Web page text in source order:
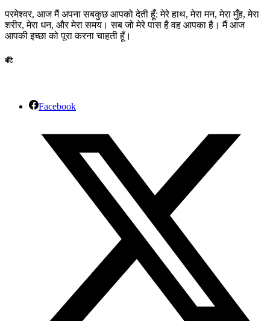
परमेश्वर, आज मैं अपना सबकुछ आपको देती हूँ: मेरे हाथ, मेरा मन, मेरा मुँह, मेरा
शरीर, मेरा धन, और मेरा समय। सब जो मेरे पास है वह आपका है। मैं आज
आपकी इच्छा को पूरा करना चाहती हूँ।
बाँटे
Facebook